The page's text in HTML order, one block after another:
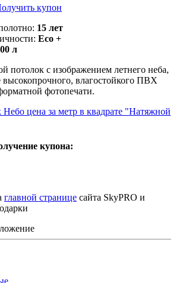
купон
15 лет
Eco +
л
потолок с изображением летнего неба,
высокопрочного, влагостойкого ПВХ
фотопечати.
"Натяжной
купона:
главной странице сайта SkyPRO и